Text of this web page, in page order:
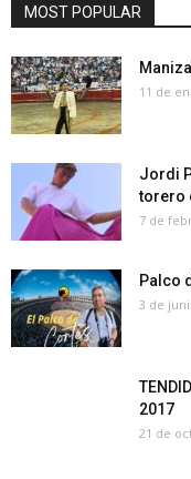
MOST POPULAR
11 de
Jordi
torero
7 de
Palco
3 de
2017
21 de